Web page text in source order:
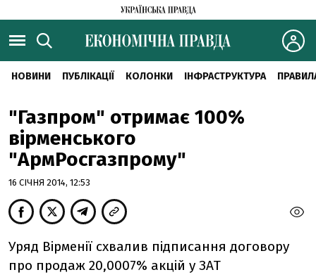
НОВИНИ ПУБЛІКАЦІЇ КОЛОНКИ ІНФРАСТРУКТУРА
"Газпром" отримає 100%
вірменського
"АрмРосгазпрому"
16 СІЧНЯ 2014, 12:53
Уряд Вірменії схвалив підписання договору
про продаж 20,0007% акцій у ЗАТ